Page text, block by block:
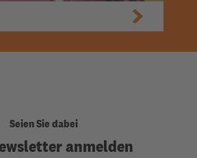
Seien Sie dabei
anmelden